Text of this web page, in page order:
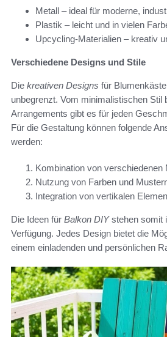
Metall – ideal für moderne,
Plastik – leicht und in vielen
Upcycling-Materialien – kreativ
Verschiedene Designs und Stile
Die kreativen Designs für
unbegrenzt. Vom minimalistischen Stil
Arrangements gibt es für jeden
Für die Gestaltung können folgende
werden:
Kombination von verschiedenen
Nutzung von Farben und
Integration von vertikalen
Die Ideen für Balkon DIYstehen somit
Verfügung. Jedes Design bietet die
einem einladenden und persönlichen